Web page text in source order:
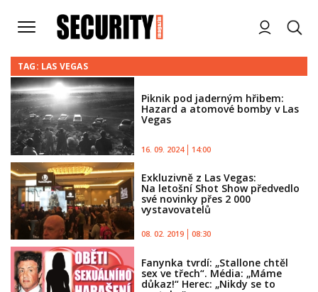
TAG: LAS VEGAS
Piknik pod jaderným hřibem:
Hazard a atomové bomby v Las
Vegas
16. 09. 2024 14:00
Exkluzivně z Las Vegas:
Na letošní Shot Show předvedlo
své novinky přes 2 000
vystavovatelů
08. 02. 2019 08:30
Fanynka tvrdí: „Stallone chtěl
sex ve třech“. Média: „Máme
důkaz!“ Herec: „Nikdy se to